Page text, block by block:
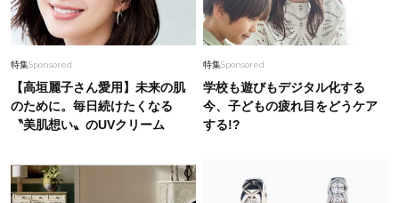
特集Sponsored
【高垣麗子さん愛用】未来の肌
のために。毎日続けたくなる
〝美肌想い〟のUVクリーム
特集Sponsored
学校も遊びもデジタル化する
今、子どもの疲れ目をどうケア
する!?